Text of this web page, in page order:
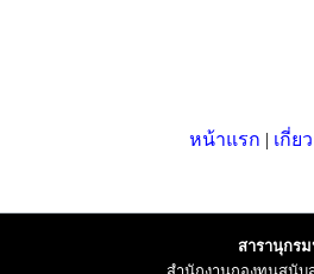
หน้าแรก | เกี่ย
สารานุกร